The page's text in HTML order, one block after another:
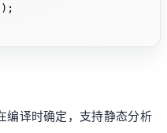
编译时确定，支持静态分析